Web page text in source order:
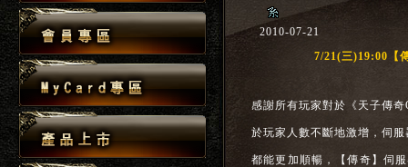
2010-07-21
7/21(三)19:00【
感謝所有玩家對於《天子傳
於玩家人數不斷地激增，伺
都能更加順暢，【傳奇】伺